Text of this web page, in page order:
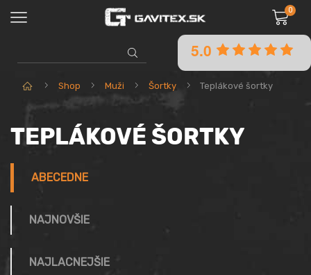
0
SEARCH
5.0
Domov Shop Muži Šortky Teplákové šortky
TEPLÁKOVÉ ŠORTKY
ABECEDNE
NAJNOVŠIE
NAJLACNEJŠIE